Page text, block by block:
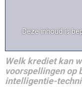
Deze inhoud is
Welk krediet kan
voorspellingen op
intelligentie-